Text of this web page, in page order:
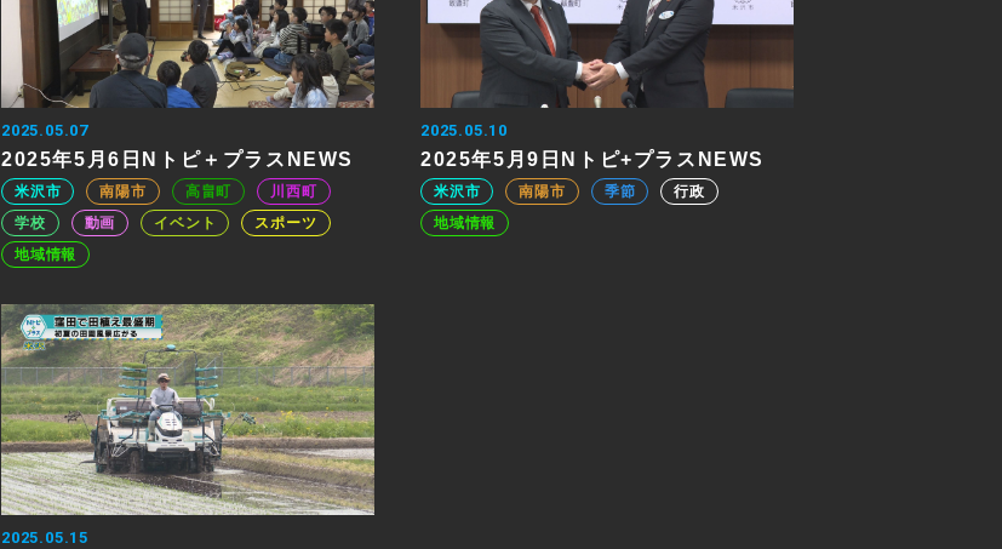
2025.05.07
2025年5月6日Nトピ＋プラスNEWS
米沢市 南陽市 高畠町
川西町
学校
動画 イベント
スポーツ
地域情報
2025.05.10
2025年5月9日Nトピ+プラスNEWS
米沢市 南陽市 季節
行政
地域情報
2025.05.15